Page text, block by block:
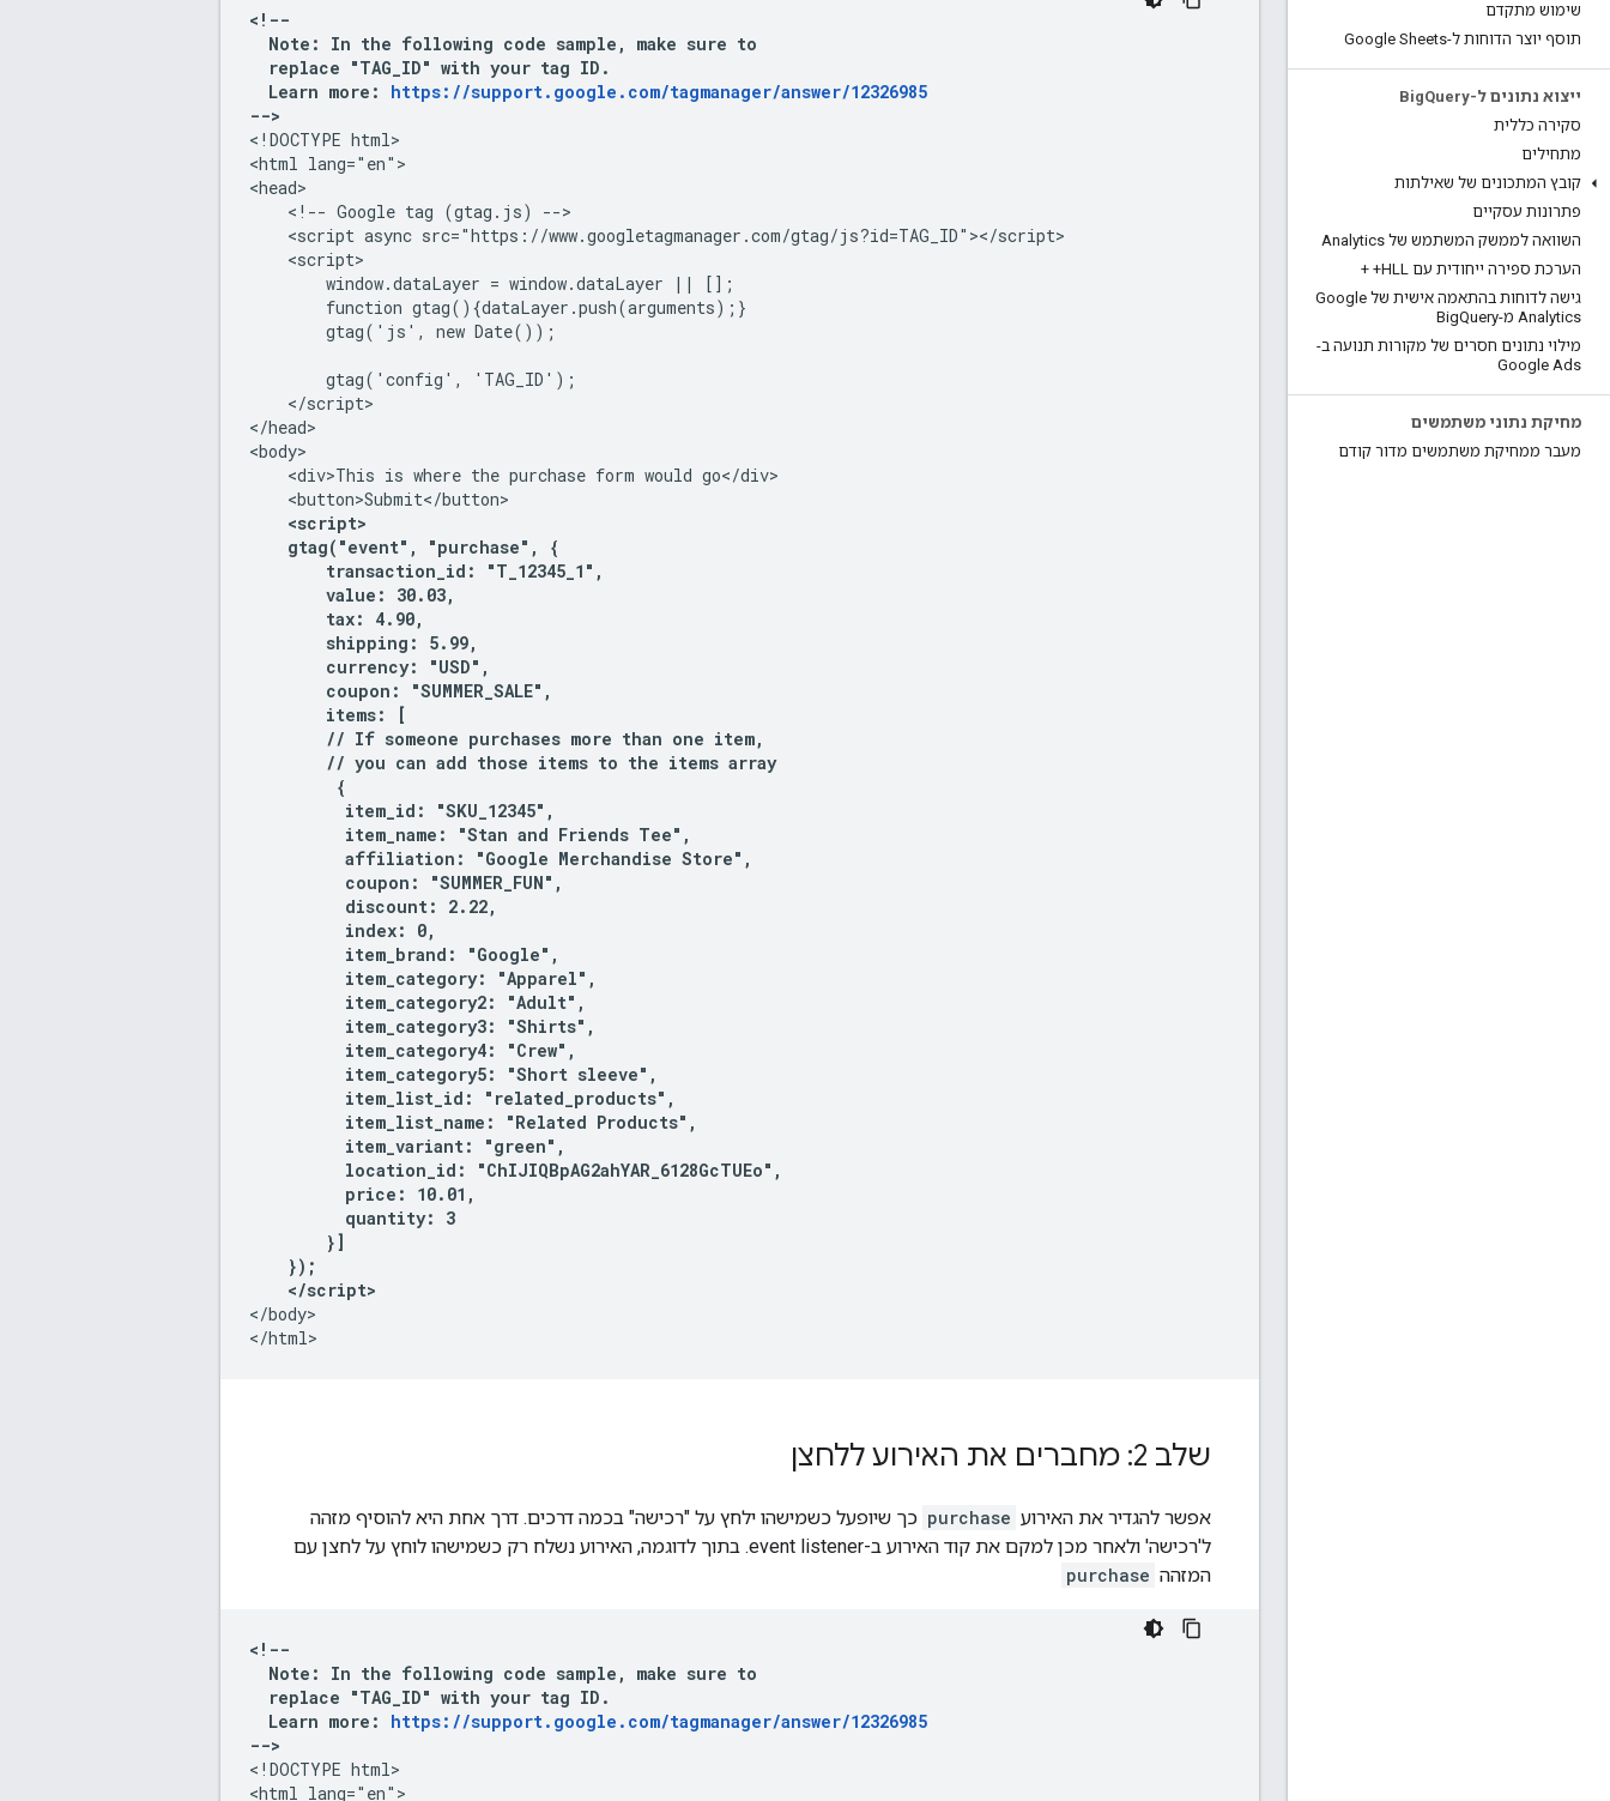
שימוש מתקדם
תוסף יוצר הדוחות ל-Google Sheets
ייצוא נתונים ל-BigQuery
סקירה כללית
מתחילים
קובץ המתכונים של שאילתות
פתרונות עסקיים
השוואה לממשק המשתמש של Analytics
הערכת ספירה ייחודית עם HLL+ +
גישה לדוחות בהתאמה אישית של Google
Analytics מ-Big
Query
מילוי נתונים חסרים של מקורות תנועה ב-
Google Ads
מחיקת נתוני משתמשים
מעבר ממחיקת משתמשים מדור קודם
<!--
  Note: In the following code sample, make sure to
  replace "TAG_ID" with your tag ID.
  Learn more:
https://support.google.com/tagmanager/answer/12326985
-->
<!DOCTYPE html>
<html lang="en">
<head>
    <!-- Google tag (gtag.js) -->
    <script async src="https://www.googletagmanager.com/gtag/js?id=TAG_ID"></script>
    <script>
        window.dataLayer = window.dataLayer || [];
        function gtag(){dataLayer.push(arguments);}
        gtag('js', new Date());
        gtag('config', 'TAG_ID');
    </script>
</head>
<body>
    <div>This is where the purchase form would go</div>
    <button>Submit</button>
<script>
    gtag("event", "purchase", {
        transaction_id: "T_12345_1",
        value: 30.03,
        tax: 4.90,
        shipping: 5.99,
        currency: "USD",
        coupon: "SUMMER_SALE",
        items: [
        // If someone purchases more than one item,
        // you can add those items to the items array
         {
          item_id: "SKU_12345",
          item_name: "Stan and Friends Tee",
          affiliation: "Google Merchandise Store",
          coupon: "SUMMER_FUN",
          discount: 2.22,
          index: 0,
          item_brand: "Google",
          item_category: "Apparel",
          item_category2: "Adult",
          item_category3: "Shirts",
          item_category4: "Crew",
          item_category5: "Short sleeve",
          item_list_id: "related_products",
          item_list_name: "Related Products",
          item_variant: "green",
          location_id: "ChIJIQBpAG2ahYAR_6128GcTUEo",
          price: 10.01,
          quantity: 3
        }]
    });
    </script>
</body>
שלב 2: מחברים את האירוע ללחצן
אפשר להגדיר את האירוע purchase כך שיופעל כשמישהו ילחץ על "רכישה" בכמה דרכים. דרך אחת היא להוסיף מזהה
ל'רכישה' ולאחר מכן למקם את קוד האירוע ב-event listener. בתוך לדוגמה, האירוע נשלח רק כשמישהו לוחץ על לחצן עם
המזהה purchase
<!--
  Note: In the following code sample, make sure to
  replace "TAG_ID" with your tag ID.
  Learn more:
https://support.google.com/tagmanager/answer/12326985
-->
<!DOCTYPE html>
<html lang="en">